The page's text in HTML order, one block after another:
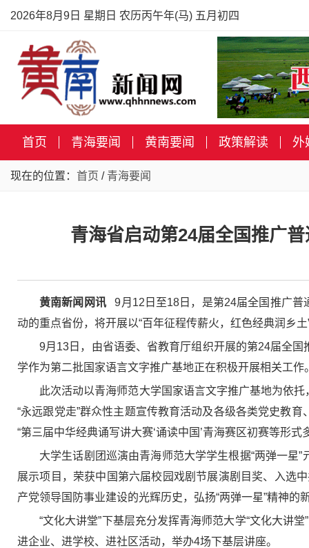
2026年8月9日 星期日 农历丙午年(马) 五月初四
首页 青海要闻 黄南要闻 政策解读 外
现在的位置： 首页 / 青海要闻
青海省启动第24届全国推广
黄南新闻网讯
9月12日至18日，是第24届全国推广普
动的重点省份，将开展以“百年征程传薪火，红色经典润乡
9月13日，由省语委、省教育厅组织开展的第24届全
学作为第二批国家语言文字推广基地正在积极开展相关工作
此次活动以青海师范大学国家语言文字推广基地为依
“永远跟党走”群众性主题宣传教育活动及各级各类党史教
“第三届中华经典诵写讲大赛‘诵读中国’青海赛区初赛等形
大学生话剧团巡演由青海师范大学学生根据“两弹一星
展示项目，荣获中国第六届校园戏剧节展演剧目奖、入选
产党领导国防事业建设的光辉历史，弘扬“两弹一星”精神
“文化大讲堂”下基层充分发挥青海师范大学“文化大讲
进企业、进学校、进社区活动，举办4场下基层讲座。